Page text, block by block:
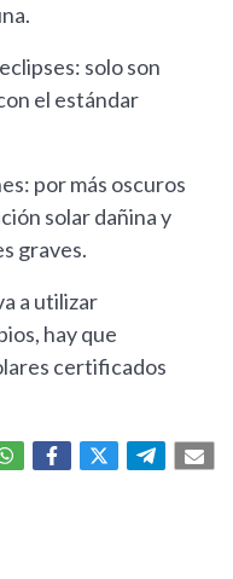
solo son
el estándar
por más oscuros
solar dañina y
graves.
a utilizar
hay que
certificados